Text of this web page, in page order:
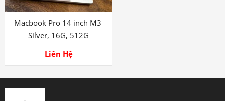
Macbook Pro 14 inch M3
Silver, 16G, 512G
Liên Hệ